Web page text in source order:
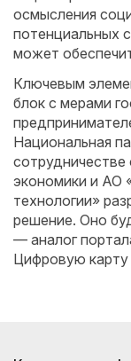
осмысления
потенциальных
может
Ключевым
блок с мерами
Национальная
экономики и АО
технологии»
решение. Оно
— аналог
Цифровую карту